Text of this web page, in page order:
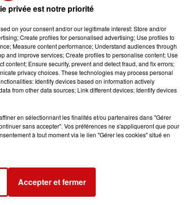
après avoir organisé un
OUVRE SES PORTES
Foire aux vins de Colmar
ses portes pendant 10
privée est notre priorité
on your consent and/or our legitimate interest: Store and/or
Create profiles for personalised advertising; Use profiles to
Measure content performance; Understand audiences through
and improve services; Create profiles to personalise content; Use
Ensure security, prevent and detect fraud, and fix errors;
privacy choices. These technologies may process personal
Identify devices based on information actively
from other data sources; Link different devices; Identify devices
en sélectionnant les finalités et/ou partenaires dans "Gérer
sans accepter". Vos préférences ne s'appliqueront que pour
à tout moment via le lien "Gérer les cookies" situé en
Accepter et fermer